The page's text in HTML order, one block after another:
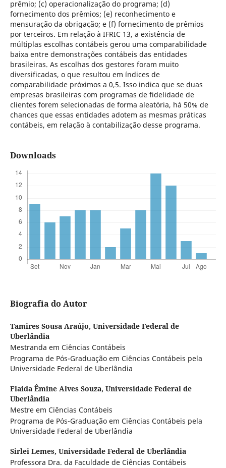
prêmio; (c) operacionalização do programa; (d)
fornecimento dos prêmios; (e) reconhecimento e
mensuração da obrigação; e (f) fornecimento de prêmios
por terceiros. Em relação à IFRIC 13, a existência de
múltiplas escolhas contábeis gerou uma comparabilidade
baixa entre demonstrações contábeis das entidades
brasileiras. As escolhas dos gestores foram muito
diversificadas, o que resultou em índices de
comparabilidade próximos a 0,5. Isso indica que se duas
empresas brasileiras com programas de fidelidade de
clientes forem selecionadas de forma aleatória, há 50% de
chances que essas entidades adotem as mesmas práticas
contábeis, em relação à contabilização desse programa.
Downloads
Biografia do Autor
Tamires Sousa Araújo, Universidade Federal de
Uberlândia
Mestranda em Ciências Contábeis
Programa de Pós-Graduação em Ciências Contábeis pela
Universidade Federal de Uberlândia
Flaida Êmine Alves Souza, Universidade Federal de
Uberlândia
Mestre em Ciências Contábeis
Programa de Pós-Graduação em Ciências Contábeis pela
Universidade Federal de Uberlândia
Sirlei Lemes, Universidade Federal de Uberlândia
Professora Dra. da Faculdade de Ciências Contábeis